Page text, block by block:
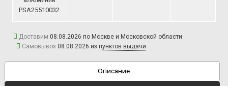
PSA25510032
Доставим 08.08.2026 по Москве и Московской области
Самовывоз 08.08.2026 из пунктов выдачи
Описание